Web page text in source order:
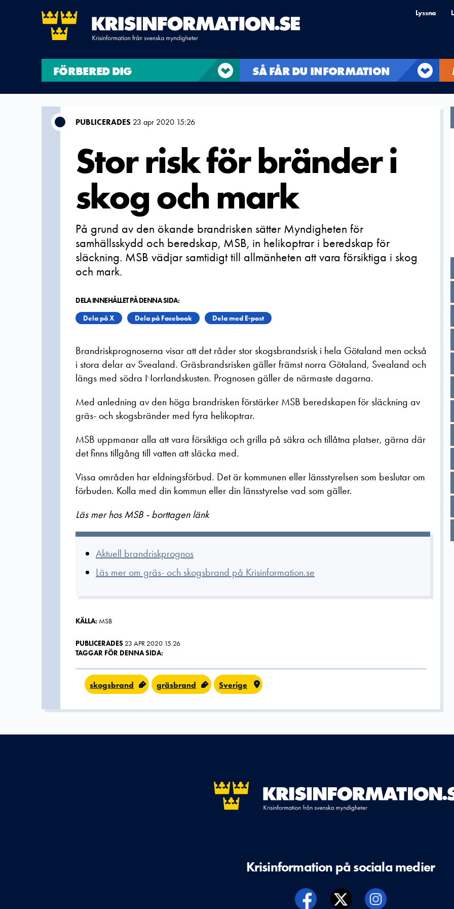
Lyssna
FÖRBERED DIG SÅ FÅR DU INFORMATION
PUBLICERADES 23 apr 2020 15:26
Stor risk för bränder i
skog och mark
På grund av den ökande brandrisken sätter Myndigheten för
samhällsskydd och beredskap, MSB, in helikoptrar i beredskap för
släckning. MSB vädjar samtidigt till allmänheten att vara försiktiga i skog
och mark.
DELA INNEHÅLLET PÅ DENNA SIDA:
Dela på X
Dela på Facebook Dela med E-post
Brandriskprognoserna visar att det råder stor skogsbrandsrisk i hela Götaland men också
i stora delar av Svealand. Gräsbrandsrisken gäller främst norra Götaland, Svealand och
längs med södra Norrlandskusten. Prognosen gäller de närmaste dagarna.
Med anledning av den höga brandrisken förstärker MSB beredskapen för släckning av
gräs- och skogsbränder med fyra helikoptrar.
MSB uppmanar alla att vara försiktiga och grilla på säkra och tillåtna platser, gärna där
det finns tillgång till vatten att släcka med.
Vissa områden har eldningsförbud. Det är kommunen eller länsstyrelsen som beslutar om
förbuden. Kolla med din kommun eller din länsstyrelse vad som gäller.
Läs mer hos MSB - borttagen länk
Aktuell brandriskprognos
Läs mer om gräs- och skogsbrand på Krisinformation.se
KÄLLA: MSB
PUBLICERADES 23 APR 2020 15:26
TAGGAR FÖR DENNA SIDA:
skogsbrand gräsbrand Sverige
Krisinformation på sociala medier